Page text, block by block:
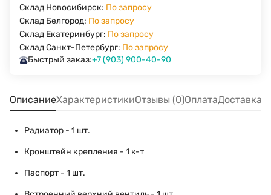
Склад Новосибирск: По запросу
Склад Белгород: По запросу
Склад Екатеринбург: По запросу
Склад Санкт-Петербург: По запросу
Быстрый заказ:+7 (903) 900-40-90
ОписаниеХарактеристикиОтзывы (0)ОплатаДоставка
Радиатор - 1 шт.
Кронштейн крепления - 1 к-т
Паспорт - 1 шт.